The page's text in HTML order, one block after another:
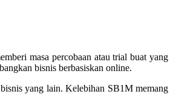
masa percobaan atau trial buat yang
bisnis berbasiskan online.
yang lain. Kelebihan SB1M memang